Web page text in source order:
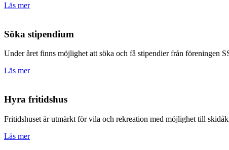
Läs mer
Söka stipendium
Under året finns möjlighet att söka och få stipendier från föreningen
Läs mer
Hyra fritidshus
Fritidshuset är utmärkt för vila och rekreation med möjlighet till
Läs mer